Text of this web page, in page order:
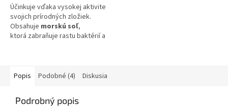
Účinkuje vďaka vysokej aktivite
svojich prírodných zložiek.
Obsahuje morskú soľ,
ktorá zabraňuje rastu baktérií a
sklovinu. Prírodný bieliaci
prirodzenú bielosť vašich
Popis Podobné (4) Diskusia
Podrobný popis